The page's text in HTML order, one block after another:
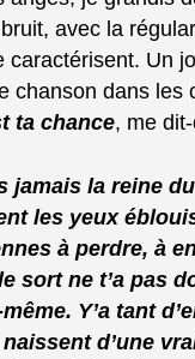
avec la
caractérisent. Un
chanson dans les
ta chance, me
jamais la reine
les yeux
à perdre, à
sort ne t’a pas
Y’a tant
d’une